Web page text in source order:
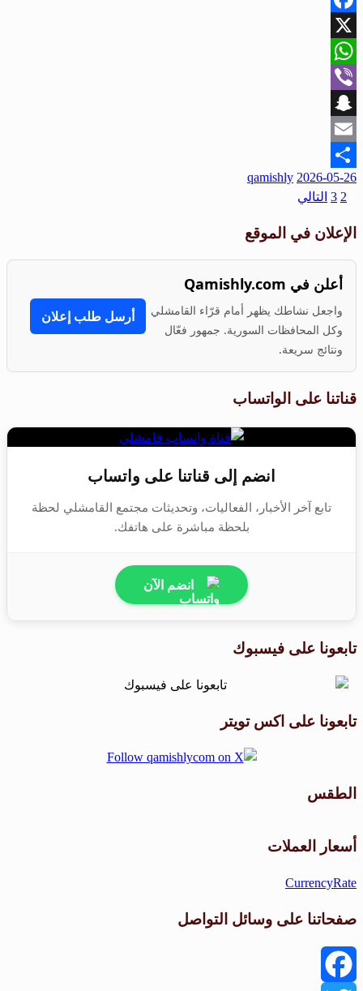
Facebook
X
WhatsApp
Viber
Snapchat
Email
Share
2026-05-26
qamishly
2
3 التالي
الإعلان في الموقع
أعلن في Qamishly.com
واجعل نشاطك يظهر أمام قرّاء القامشلي
وكل المحافظات السورية. جمهور فعّال
ونتائج سريعة.
أرسل طلب إعلان
قناتنا على الواتساب
انضم إلى قناتنا على واتساب
تابع آخر الأخبار، الفعاليات، وتحديثات مجتمع القامشلي لحظة
بلحظة مباشرة على هاتفك.
انضم الآن
تابعونا على فيسبوك
تابعونا على اكس تويتر
الطقس
أسعار العملات
CurrencyRate
صفحاتنا على وسائل التواصل